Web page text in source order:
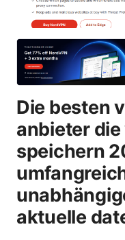
Die besten
anbieter
speichern
aktuelle